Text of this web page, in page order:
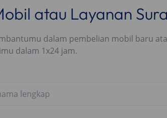
atau Layanan
dalam pembelian mobil baru
dalam 1x24 jam.